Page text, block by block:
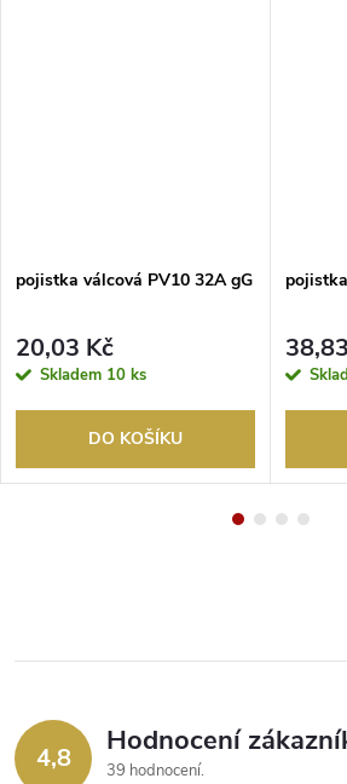
pojistka válcová PV10 32A gG
20,03 Kč
Skladem 10 ks
DO KOŠÍKU
4,8 Hodnocení
39 hodnocení